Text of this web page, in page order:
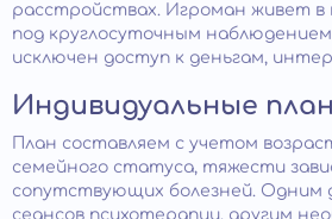
расстройствах. Игроман живет в
под круглосуточным
исключен доступ к деньгам,
Индивидуальные
План составляем с учетом
семейного статуса, тяжести
сопутствующих болезней. Одним
сеансов психотерапии, другим